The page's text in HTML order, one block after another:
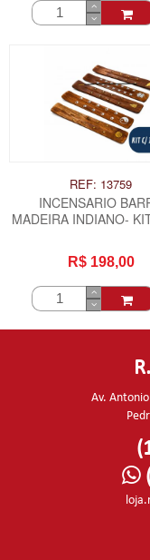
REF: 13759
INCENSARIO
MADEIRA INDIANO-
R$ 198,00
Av.